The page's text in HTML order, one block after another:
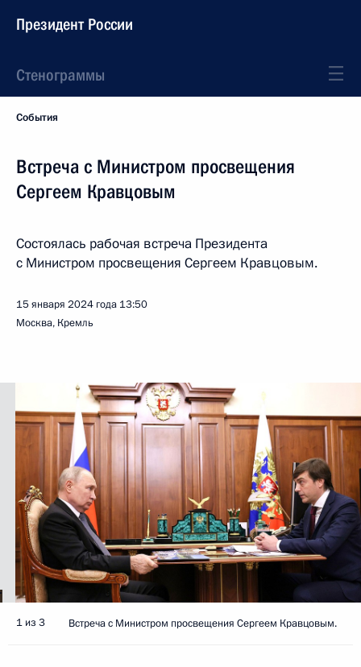
Президент России
Стенограммы
События
Встреча с Министром просвещения
Сергеем Кравцовым
Состоялась рабочая встреча Президента
с Министром просвещения Сергеем Кравцовым.
15 января 2024 года 13:50
Москва, Кремль
1 из 3 Встреча с Министром просвещения Сергеем Кравцовым.